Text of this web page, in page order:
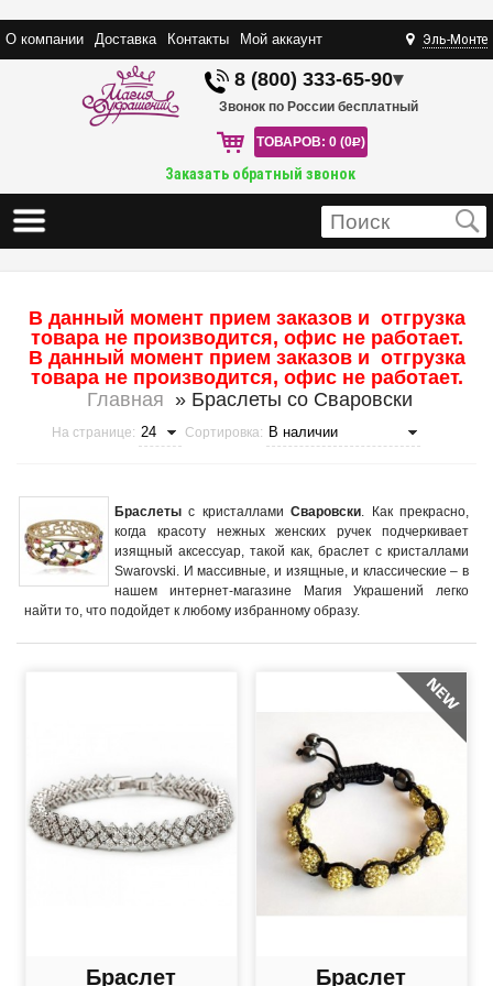
О компании Доставка Контакты Мой аккаунт Эль-Монте
8 (800) 333-65-90▾
Звонок по России бесплатный
ТОВАРОВ: 0 (0R)
Заказать обратный звонок
В данный момент прием заказов и отгрузка
товара не производится, офис не работает.
В данный момент прием заказов и отгрузка
товара не производится, офис не работает.
Главная » Браслеты со Сваровски
На странице: Сортировка:
Браслеты с кристалламиСваровски. Как прекрасно,
когда красоту нежных женских ручек подчеркивает
изящный аксессуар, такой как, браслет с кристаллами
Swarovski. И массивные, и изящные, и классические – в
нашем интернет-магазине Магия Украшений легко
найти то, что подойдет к любому избранному образу.
Браслет
Браслет